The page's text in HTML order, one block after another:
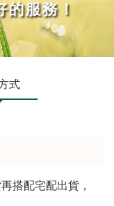
的服務！
式
搭配宅配出貨，